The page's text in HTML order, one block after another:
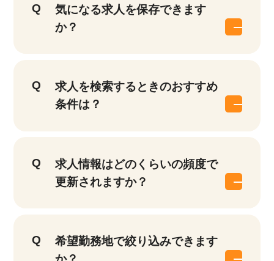
気になる求人を保存できます
か？
求人を検索するときのおすすめ
条件は？
求人情報はどのくらいの頻度で
更新されますか？
希望勤務地で絞り込みできます